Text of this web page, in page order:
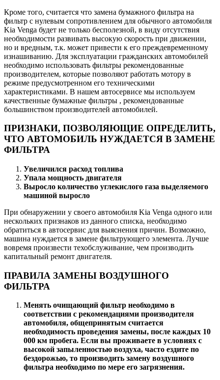
Кроме того, считается что замена бумажного фильтра на
фильтр с нулевым сопротивлением для обычного автомобиля
Kia Venga будет не только бесполезной, в виду отсутствия
необходимости развивать высокую скорость при движении,
но и вредным, т.к. может привести к его преждевременному
изнашиванию. Для эксплуатации гражданских автомобилей
необходимо использовать фильтры рекомендованные
производителем, которые позволяют работать мотору в
режиме предусмотренном его техническими
характеристиками. В нашем автосервисе мы используем
качественные бумажные фильтры , рекомендованные
большинством производителей автомобилей.
ПРИЗНАКИ, ПОЗВОЛЯЮЩИЕ ОПРЕДЕЛИТЬ,
ЧТО АВТОМОБИЛЬ НУЖДАЕТСЯ В ЗАМЕНЕ
ФИЛЬТРА
Увеличился расход топлива
Упала мощность двигателя
Выросло количество углекислого газа выделяемого
машиной выросло
При обнаружении у своего автомобиля Kia Venga одного или
нескольких признаков из данного списка, необходимо
обратиться в автосервис для выяснения причин. Возможно,
машина нуждается в замене фильтрующего элемента. Лучше
вовремя произвести техобслуживание, чем производить
капитальный ремонт двигателя.
ПРАВИЛА ЗАМЕНЫ ВОЗДУШНОГО
ФИЛЬТРА
Менять очищающий фильтр необходимо в
соответствии с рекомендациями производителя
автомобиля, общепринятым считается
необходимость проведения замены, после каждых 10
000 км пробега. Если вы проживаете в условиях с
высокой запыленностью воздуха, часто ездите по
бездорожью, то производить замену воздушного
фильтра необходимо по мере его загрязнения.